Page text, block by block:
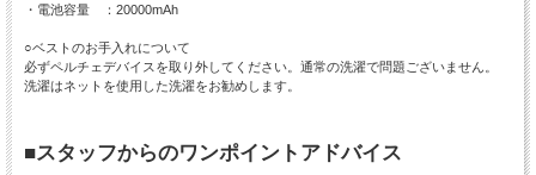
・電池容量 ：20000mAh
○ベストのお手入れについて
必ずペルチェデバイスを取り外してください。通常の洗濯で問題ございません。
洗濯はネットを使用した洗濯をお勧めします。
■スタッフからのワンポイントアドバイス